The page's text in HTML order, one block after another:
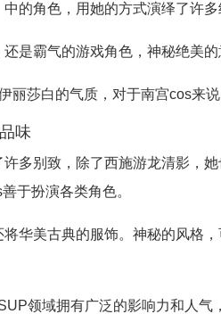
的角色，用她的方式演绎了许多
是霸气的游戏角色，神秘绝美的
丽莎白的气质，对于南宫cos来说
味
多别致，除了西施游龙清影，
于扮演各类角色。
华美古典的服饰。神秘的风格
领域拥有广泛的影响力和人气